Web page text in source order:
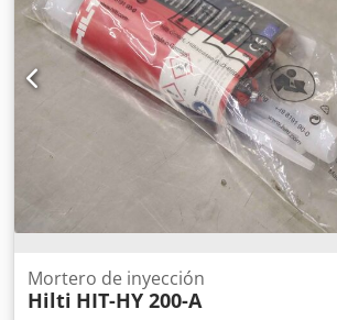
Mortero de inyección
Hilti HIT-HY 200-A